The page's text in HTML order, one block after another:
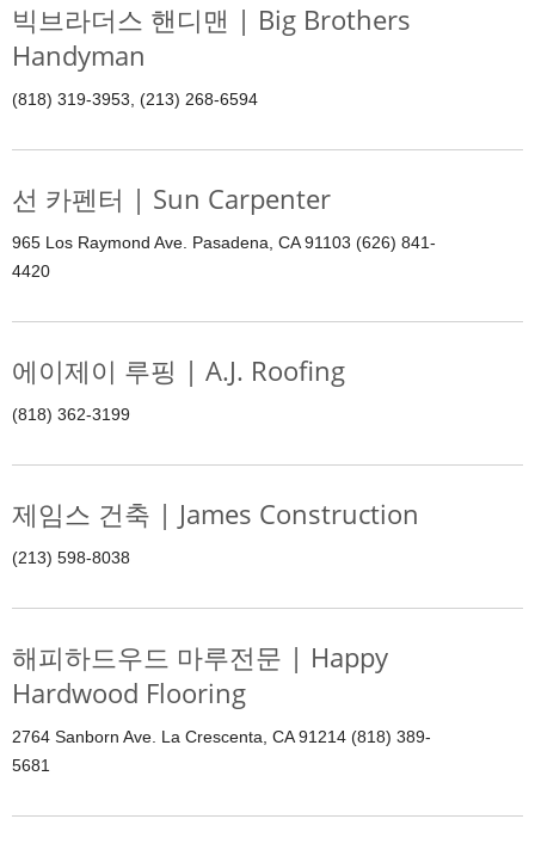
빅브라더스 핸디맨 | Big Brothers
Handyman
(818) 319-3953, (213) 268-6594
선 카펜터 | Sun Carpenter
965 Los Raymond Ave. Pasadena, CA 91103 (626) 841-
4420
에이제이 루핑 | A.J. Roofing
(818) 362-3199
제임스 건축 | James Construction
(213) 598-8038
해피하드우드 마루전문 | Happy
Hardwood Flooring
2764 Sanborn Ave. La Crescenta, CA 91214 (818) 389-
5681